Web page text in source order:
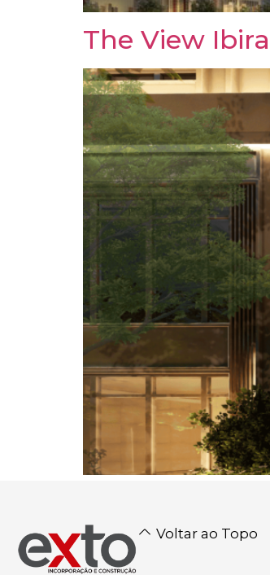
The View
Voltar ao Topo